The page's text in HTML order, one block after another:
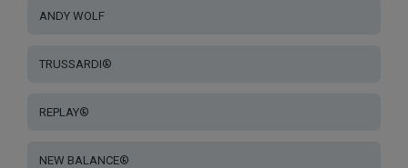
ANDY WOLF
TRUSSARDI®
REPLAY®
NEW BALANCE®